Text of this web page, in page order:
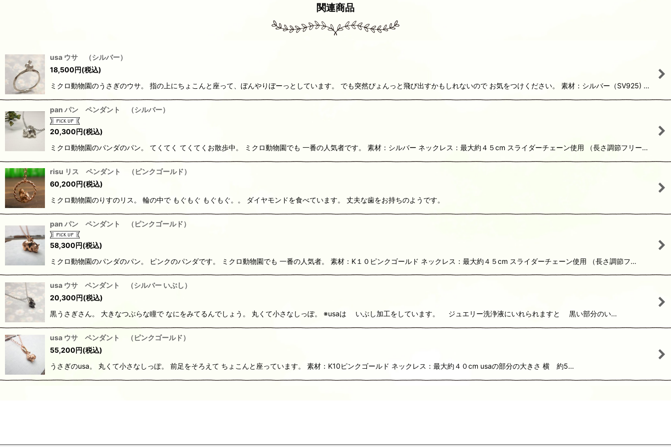
関連商品
usa ウサ （シルバー）
18,500円(税込)
ミクロ動物園のうさぎのウサ。 指の上にちょこんと座って、ぼんやりぼーっとしています。 でも突然ぴょんっと飛び出すかもしれないので お気をつけください。 素材：シルバー（SV925) …
pan パン ペンダント （シルバー）
20,300円(税込)
ミクロ動物園のパンダのパン。 てくてく てくてくお散歩中。 ミクロ動物園でも 一番の人気者です。 素材：シルバー ネックレス：最大約４５cm スライダーチェーン使用 （長さ調節フリー…
risu リス ペンダント （ピンクゴールド）
60,200円(税込)
ミクロ動物園のりすのリス。 輪の中で もぐもぐ もぐもぐ。。 ダイヤモンドを食べています。 丈夫な歯をお持ちのようです。
pan パン ペンダント （ピンクゴールド）
58,300円(税込)
ミクロ動物園のパンダのパン。 ピンクのパンダです。 ミクロ動物園でも 一番の人気者。 素材：K１０ピンクゴールド ネックレス：最大約４５cm スライダーチェーン使用 （長さ調節フ…
usa ウサ ペンダント （シルバー いぶし）
20,300円(税込)
黒うさぎさん。 大きなつぶらな瞳で なにをみてるんでしょう。 丸くて小さなしっぽ。 ※usaは いぶし加工をしています。 ジュエリー洗浄液にいれられますと 黒い部分のい…
usa ウサ ペンダント （ピンクゴールド）
55,200円(税込)
うさぎのusa。 丸くて小さなしっぽ。 前足をそろえて ちょこんと座っています。 素材：K10ピンクゴールド ネックレス：最大約４０cm usaの部分の大きさ 横 約5…